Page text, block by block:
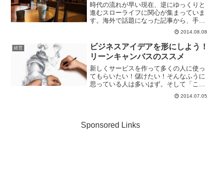
時代の流れが早い現在、逆にゆっくりと
進むスローライフに関心が集まっていま
す。海外で話題になった記事から、手作
りの感覚を、ゆっくりとした時間の流れ
の中で愉しむスターバックス理論を紹介
します。The Starbucks Theoryスターバ
ック...
2014.08.08
経営
ビジネスアイデアを形にしよう！
リーンキャンバスのススメ
新しくサービスを作って多くの人に使っ
てもらいたい！儲けたい！そんなふうに
思っている人は多いはず。そして「こん
なアイデアよさそう！」とアイデアを思
いつく人も多いはず。ですが、なかなか
2014.07.05
Sponsored Links